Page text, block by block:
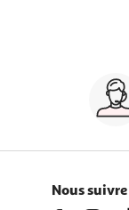
Nous suivre